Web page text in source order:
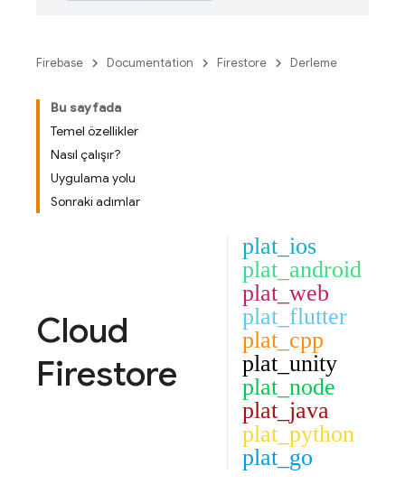
Firebase Documentation Firestore Derleme
Bu sayfada
Temel özellikler
Nasıl çalışır?
Uygulama yolu
Sonraki adımlar
Cloud
Firestore
plat_ios
plat_android
plat_web
plat_flutter
plat_cpp
plat_unity
plat_node
plat_java
plat_python
plat_go